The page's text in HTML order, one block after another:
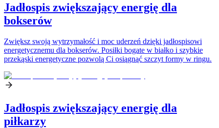
Jadłospis zwiększający energię dla
bokserów
Zwiększ swoją wytrzymałość i moc uderzeń dzięki jadłospisowi
energetycznemu dla bokserów. Posiłki bogate w białko i szybkie
przekąski energetyczne pozwolą Ci osiągnąć szczyt formy w ringu.
Jadłospis zwiększający energię dla
piłkarzy